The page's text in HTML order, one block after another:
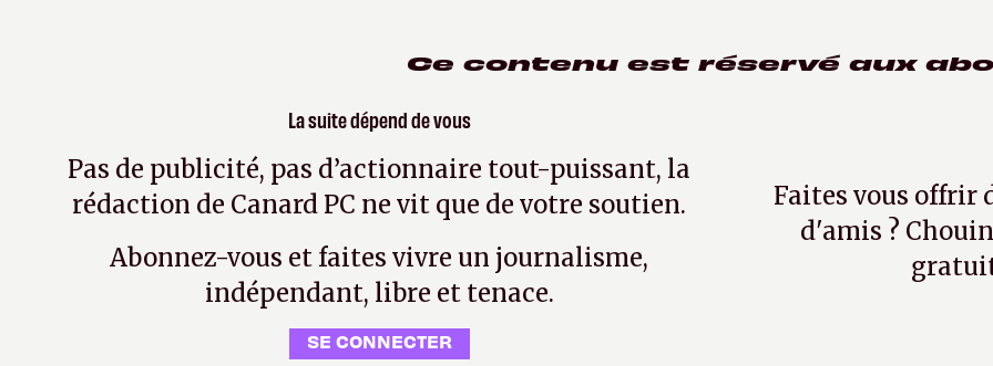
Ce contenu est réservé aux
La suite dépend de vous
Pas de publicité, pas d’actionnaire tout-puissant, la
rédaction de Canard PC ne vit que de votre soutien.
Abonnez-vous et faites vivre un journalisme,
indépendant, libre et tenace.
SE CONNECTER
Faites vous offrir
d'amis ?